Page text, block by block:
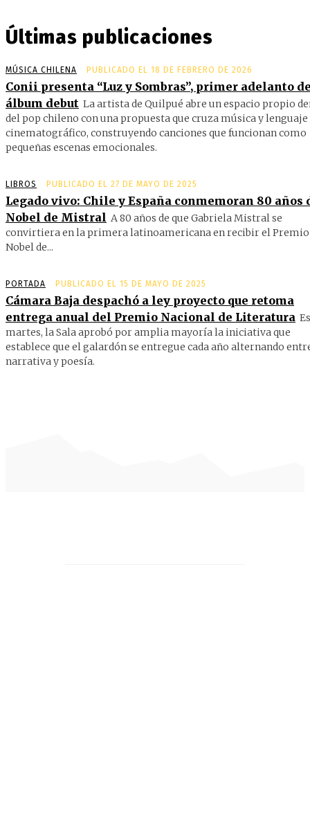
Últimas publicaciones
MÚSICA CHILENA PUBLICADO EL 18 DE FEBRERO DE 2026
Conii presenta “Luz y Sombras”, primer adelanto
álbum debut La artista de Quilpué abre un espacio propio
del pop chileno con una propuesta que cruza música y lenguaje
cinematográfico, construyendo canciones que funcionan como
pequeñas escenas emocionales.
LIBROS PUBLICADO EL 27 DE MAYO DE 2025
Legado vivo: Chile y España conmemoran 80 años
Nobel de Mistral A 80 años de que Gabriela Mistral se
convirtiera en la primera latinoamericana en recibir el Premio
Nobel de...
PORTADA PUBLICADO EL 15 DE MAYO DE 2025
Cámara Baja despachó a ley proyecto que retoma
entrega anual del Premio Nacional de Literatura
martes, la Sala aprobó por amplia mayoría la iniciativa que
establece que el galardón se entregue cada año alternando
narrativa y poesía.